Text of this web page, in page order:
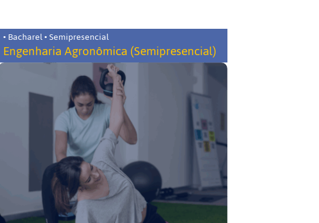
• Bacharel • Semipresencial
Engenharia Agronômica (Semipresencial)